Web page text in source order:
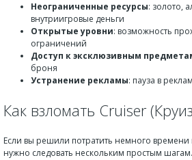
Неограниченные ресурсы: золото,
внутриигровые деньги
Открытые уровни: возможность
ограничений
Доступ к эксклюзивным
броня
Устранение рекламы: пауза в
Как взломать Cruiser
Если вы решили потратить немного времени
нужно следовать нескольким простым